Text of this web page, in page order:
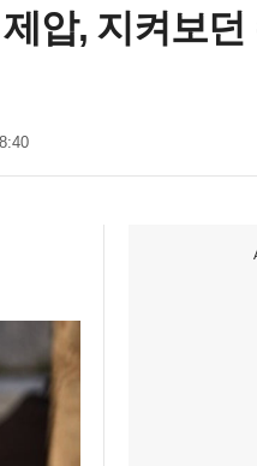
압, 지켜보던